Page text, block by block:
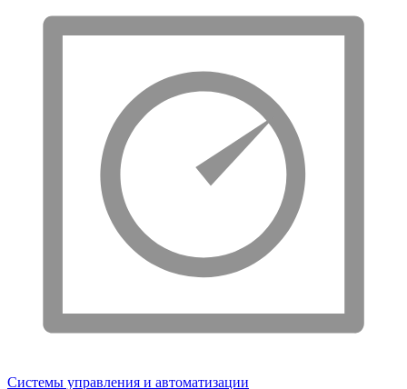
Системы управления и автоматизации